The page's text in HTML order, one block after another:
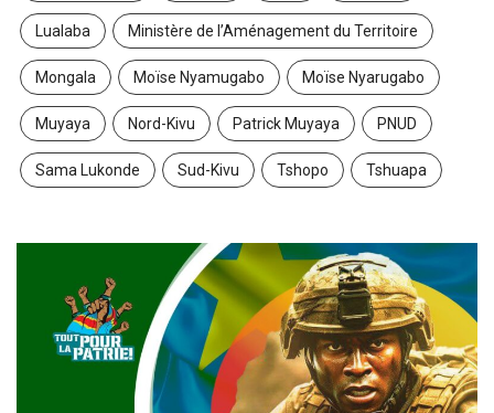
Lualaba Ministère de l’Aménagement du Territoire
Mongala Moïse Nyamugabo Moïse Nyarugabo
Muyaya Nord-Kivu Patrick Muyaya PNUD
Sama Lukonde Sud-Kivu Tshopo Tshuapa